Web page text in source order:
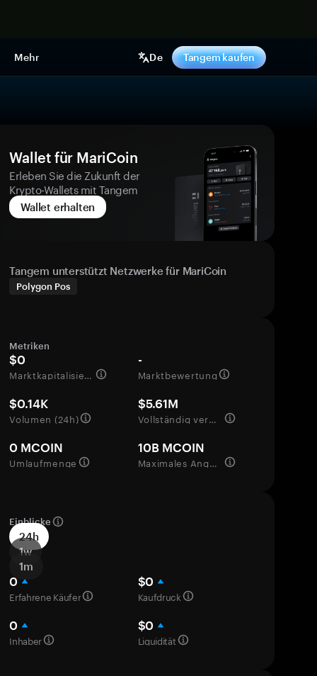
Mehr De Tangem kaufen
Wallet für MariCoin
Erleben Sie die Zukunft der
Krypto-Wallets mit Tangem
Wallet erhalten
Tangem unterstützt Netzwerke für MariCoin
Polygon Pos
Metriken
$0
Marktkapitalisierung
-
Marktbewertung
$0.14K
Volumen (24h)
$5.61M
Vollständig verwässerte Bewertung
0 MCOIN
Umlaufmenge
10B MCOIN
Maximales Angebot
Einblicke
24h
1w
1m
0
Erfahrene Käufer
$0
Kaufdruck
0
Inhaber
$0
Liquidität